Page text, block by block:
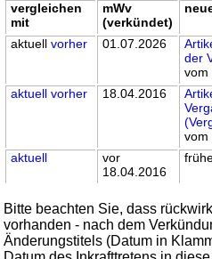
vergleichen
mit
mWv
(verkündet)
aktuellvorher 01.07.2026
der
vom
aktuell vorher 18.04.2016
vom
aktuell
vor
18.04.2016
Bitte beachten Sie, dass
vorhanden - nach dem
Änderungstitels (Datum in